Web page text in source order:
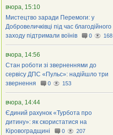
вчора, 15:10
Мистецтво заради Перемоги: у
Добровеличківці під час благодійного
заходу підтримали воїнів
0 168
вчора, 14:56
Стан роботи зі зверненнями до
сервісу ДПС «Пульс»: надійшло три
звернення
0 153
вчора, 14:44
Єдиний рахунок «Турбота про
дитину»: як скористатися на
Кіровоградщині
0 207